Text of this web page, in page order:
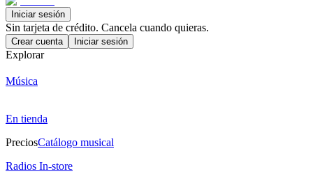
Iniciar sesión
Sin tarjeta de crédito. Cancela cuando quieras.
Crear cuenta Iniciar sesión
Explorar
Música
En tienda
PreciosCatálogo musical
Radios In-store